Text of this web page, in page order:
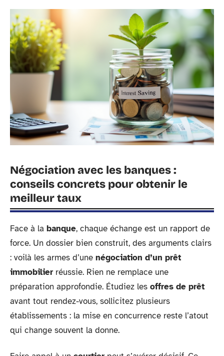
Négociation avec les banques :
conseils concrets pour obtenir le
meilleur taux
Face à la banque, chaque échange est un rapport de
force. Un dossier bien construit, des arguments clairs
: voilà les armes d’une négociation d’un prêt
immobilier réussie. Rien ne remplace une
préparation approfondie. Étudiez les offres de prêt
avant tout rendez-vous, sollicitez plusieurs
établissements : la mise en concurrence reste l’atout
qui change souvent la donne.